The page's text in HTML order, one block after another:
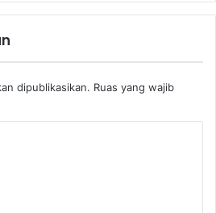
dipublikasikan. Ruas yang wajib